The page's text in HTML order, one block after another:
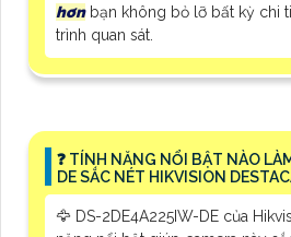
hơnbạn không bỏ lỡ bất kỳ chi
trình quan sát.
️❓ TÍNH NĂNG NỔI BẬT NÀO
DE SẮC NÉT HIKVISION
🦅 DS-2DE4A225IW-DE của